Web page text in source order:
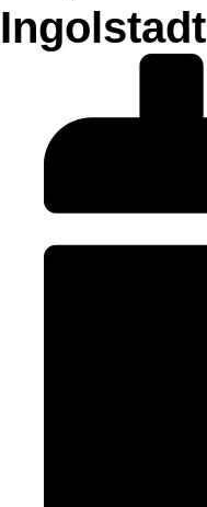
Ingolstadt